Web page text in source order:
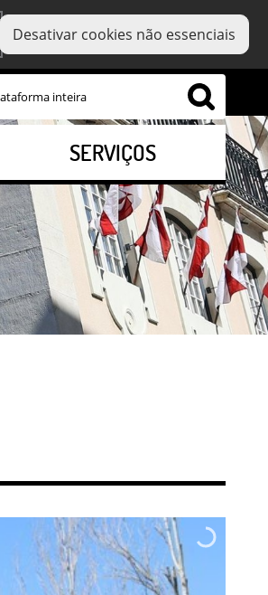
Desativar cookies não essenciais
SERVIÇOS